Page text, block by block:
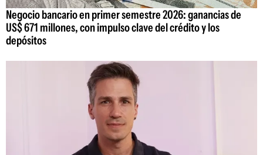
Negocio bancario en primer semestre 2026: ganancias de
US$ 671 millones, con impulso clave del crédito y los
depósitos